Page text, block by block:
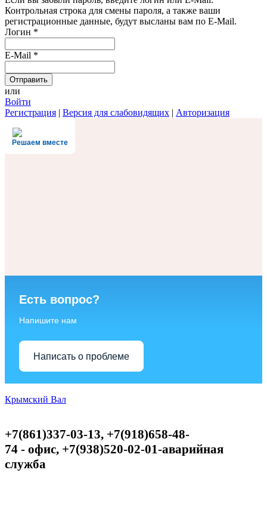
Контрольная строка для смены пароля, а также ваши
регистрационные данные, будут высланы вам по E-Mail.
Логин *
E-Mail *
или
Войти
Регистрация | Версия для слабовидящих | Авторизация
Решаем вместе
Есть вопрос?
Напишите нам
Написать о проблеме
Крымский Вал
+7(861)337-03-13, +7(918)658-48-
74 - офис, +7(938)520-02-01-аварийная
служба